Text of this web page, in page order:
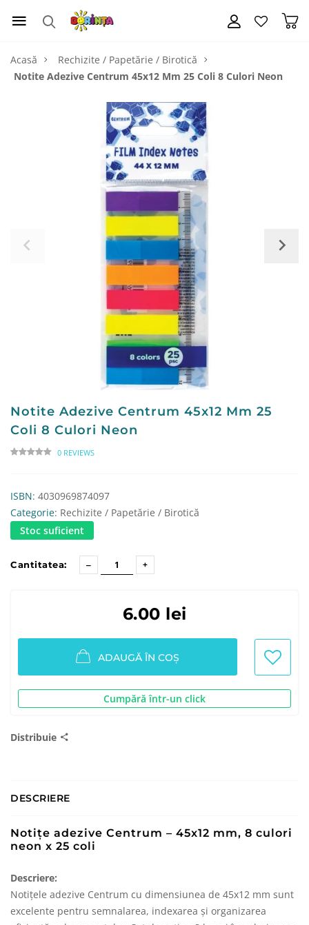
Acasă
Rechizite / Papetărie / Birotică
Notite Adezive Centrum 45x12 Mm 25 Coli 8 Culori Neon
Notite Adezive Centrum 45x12 Mm 25
Coli 8 Culori Neon
0 REVIEWS
ISBN: 4030969874097
Categorie: Rechizite / Papetărie / Birotică
Stoc suficient
Cantitatea:
6.00 lei
ADAUGĂ ÎN COȘ
Cumpără într-un click
Distribuie
DESCRIERE
Notițe adezive Centrum – 45x12 mm, 8 culori
neon x 25 coli
Descriere:
Notițele adezive Centrum cu dimensiunea de 45x12 mm sunt
excelente pentru semnalarea, indexarea și organizarea